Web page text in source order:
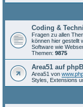
Coding &
Fragen zu allen
können hier gestellt
Software wie
Themen: 9875
Area51 auf
Area51 von
Styles, Extensions